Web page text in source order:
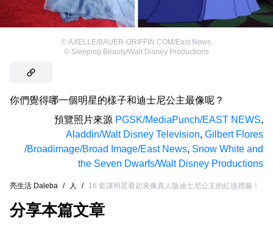
© AXELLE/BAUER-GRIFFIN.COM/East News,
© Sleeping Beauty/Walt Disney Productions
你們覺得哪一個明星的樣子和迪士尼公主最像呢？
預覽照片來源 PGSK/MediaPunch/EAST NEWS,
Aladdin/Walt Disney Television, Gilbert Flores
/Broadimage/Broad Image/East News, Snow White and
the Seven Dwarfs/Walt Disney Productions
亮生活 Daleba / 人 / 16 套讓明星看起來像真人版迪士尼公主的紅毯禮服！
分享本篇文章